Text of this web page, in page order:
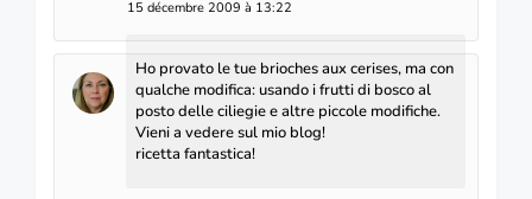
15 décembre 2009 à 13:22
Ho provato le tue brioches aux cerises, ma con
qualche modifica: usando i frutti di bosco al
posto delle ciliegie e altre piccole modifiche.
Vieni a vedere sul mio blog!
ricetta fantastica!